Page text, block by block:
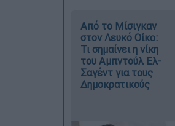
Από το Μίσιγκαν
στον Λευκό Οίκο:
Τι σημαίνει η νίκη
του Αμπντούλ Ελ-
Σαγέντ για τους
Δημοκρατικούς